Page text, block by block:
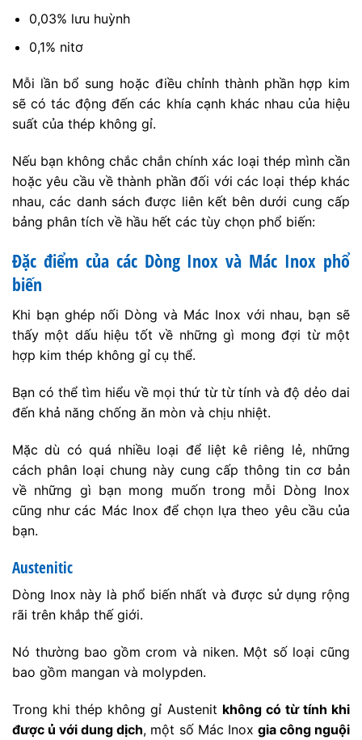
0,03% lưu huỳnh
0,1% nitơ
Mỗi lần bổ sung hoặc điều chỉnh thành phần hợp kim
sẽ có tác động đến các khía cạnh khác nhau của hiệu
suất của thép không gỉ.
Nếu bạn không chắc chắn chính xác loại thép mình cần
hoặc yêu cầu về thành phần đối với các loại thép khác
nhau, các danh sách được liên kết bên dưới cung cấp
bảng phân tích về hầu hết các tùy chọn phổ biến:
Đặc điểm của các Dòng Inox và Mác Inox phổ
biến
Khi bạn ghép nối Dòng và Mác Inox với nhau, bạn sẽ
thấy một dấu hiệu tốt về những gì mong đợi từ một
hợp kim thép không gỉ cụ thể.
Bạn có thể tìm hiểu về mọi thứ từ từ tính và độ dẻo dai
đến khả năng chống ăn mòn và chịu nhiệt.
Mặc dù có quá nhiều loại để liệt kê riêng lẻ, những
cách phân loại chung này cung cấp thông tin cơ bản
về những gì bạn mong muốn trong mỗi Dòng Inox
cũng như các Mác Inox để chọn lựa theo yêu cầu của
bạn.
Austenitic
Dòng Inox này là phổ biến nhất và được sử dụng rộng
rãi trên khắp thế giới.
Nó thường bao gồm crom và niken. Một số loại cũng
bao gồm mangan và molypden.
Trong khi thép không gỉ Austenit không có từ tính khi
được ủ với dung dịch, một số Mác Inox gia công nguội